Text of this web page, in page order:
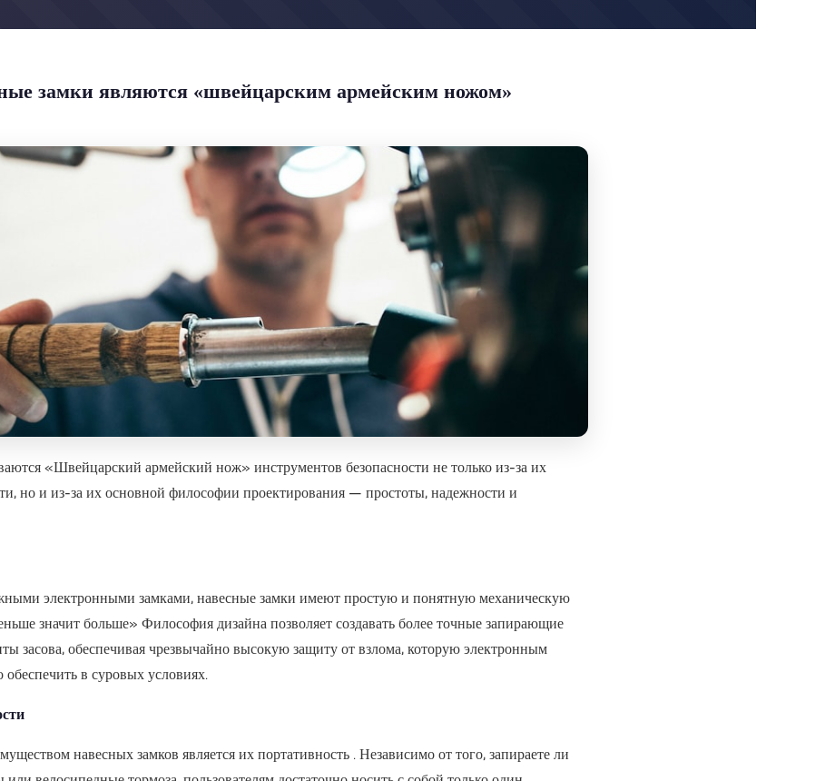
замки являются «швейцарским армейским ножом»
«Швейцарский армейский нож» инструментов безопасности не только из-за их
но и из-за их основной философии проектирования — простоты, надежности и
электронными замками, навесные замки имеют простую и понятную механическую
значит больше» Философия дизайна позволяет создавать более точные запирающие
засова, обеспечивая чрезвычайно высокую защиту от взлома, которую электронным
обеспечить в суровых условиях.
навесных замков является их портативность . Независимо от того, запираете ли